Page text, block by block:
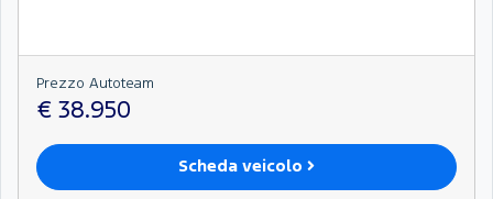
Prezzo Autoteam
€ 38.950
Scheda veicolo